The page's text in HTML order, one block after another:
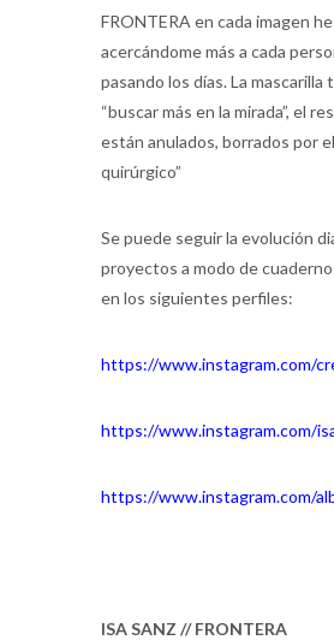
FRONTERA en cada imagen
acercándome más a cada
pasando los días. La mascarilla
“buscar más en la mirada”, el
están anulados, borrados por
quirúrgico”
Se puede seguir la evolución
proyectos a modo de
en los siguientes perfiles:
https://www.instagram.com/
https://www.instagram.com/
https://www.instagram.com/
ISA SANZ // FRONTERA